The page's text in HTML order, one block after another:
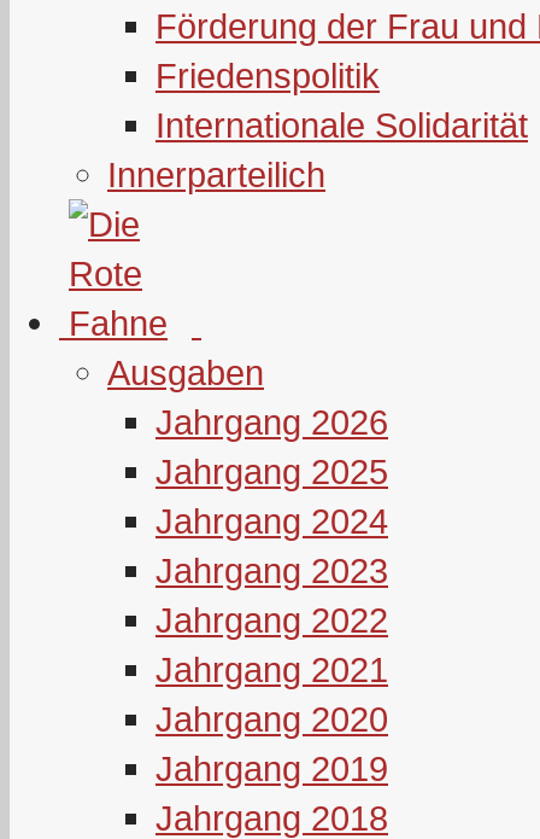
Förderung der Frau und
Friedenspolitik
Internationale Solidarität
Innerparteilich
Ausgaben
Jahrgang 2026
Jahrgang 2025
Jahrgang 2024
Jahrgang 2023
Jahrgang 2022
Jahrgang 2021
Jahrgang 2020
Jahrgang 2019
Jahrgang 2018